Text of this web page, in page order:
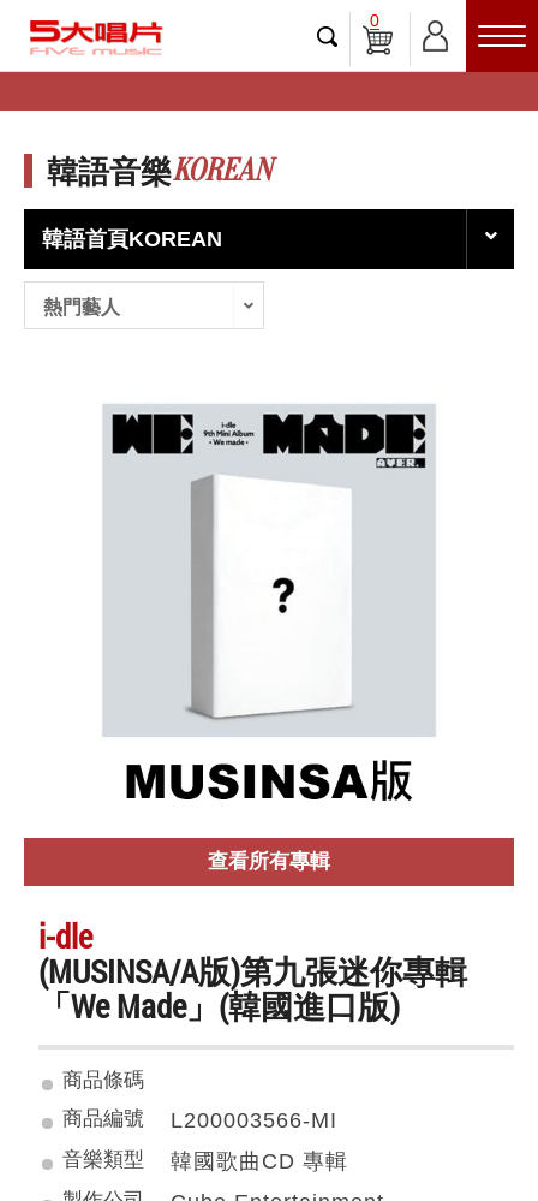
0
韓語音樂KOREAN
韓語首頁KOREAN
熱門藝人
查看所有專輯
i-dle
(MUSINSA/A版)第九張迷你專輯
「We Made」(韓國進口版)
商品條碼
商品編號
L200003566-MI
音樂類型 韓國歌曲CD 專輯